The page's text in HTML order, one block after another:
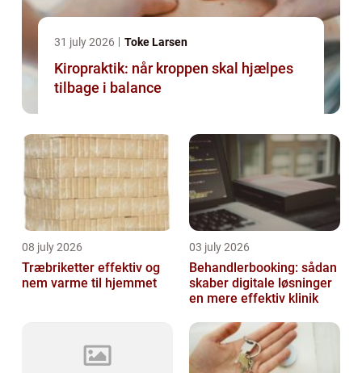
31 july 2026 Toke Larsen
Kiropraktik: når kroppen skal hjælpes
tilbage i balance
08 july 2026
Træbriketter effektiv og
nem varme til hjemmet
03 july 2026
Behandlerbooking: sådan
skaber digitale løsninger
en mere effektiv klinik